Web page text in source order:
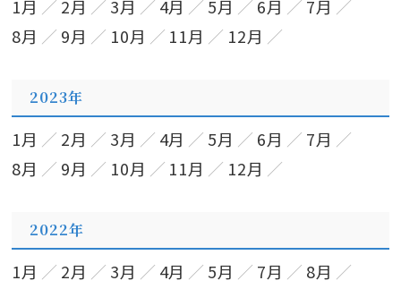
1月 2月 3月 4月 5月 6月
7月
8月
9月 10月 11月 12月
2023年
1月 2月 3月 4月 5月 6月
7月
8月
9月 10月 11月 12月
2022年
1月 2月 3月 4月 5月 7月
8月